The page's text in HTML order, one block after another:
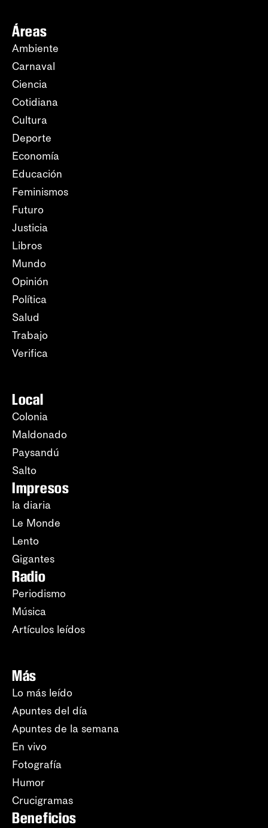
Áreas
Ambiente
Carnaval
Ciencia
Cotidiana
Cultura
Deporte
Economía
Educación
Feminismos
Futuro
Justicia
Libros
Mundo
Opinión
Política
Salud
Trabajo
Verifica
Local
Colonia
Maldonado
Paysandú
Salto
Impresos
la diaria
Le Monde
Lento
Gigantes
Radio
Periodismo
Música
Artículos leídos
Más
Lo más leído
Apuntes del día
Apuntes de la semana
En vivo
Fotografía
Humor
Crucigramas
Beneficios